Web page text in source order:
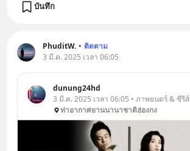
บันทึก
PhuditW. • ติดตาม
3 มี.ค. 2025 เวลา 06:05
dunung24hd
3 มี.ค. 2025 เวลา 06:05 • ภาพยนตร์ & ซีรีส์
ท่าอากาศยานนานาชาติฮ่องกง